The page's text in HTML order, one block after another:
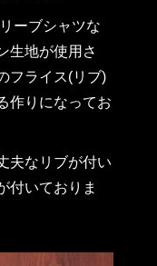
ーブシャツな
生地が使用さ
フライス(リブ)
作りになってお
夫なリブが付い
付いておりま